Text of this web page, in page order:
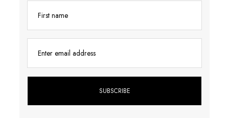
First name
Enter email address